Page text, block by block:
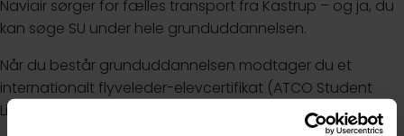
Naviair sørger for fælles transport fra Kastrup – og ja, du
kan søge SU under hele grunduddannelsen.
Når du består grunduddannelsen modtager du et
internationalt flyveleder-elevcertifikat (ATCO Student
License).